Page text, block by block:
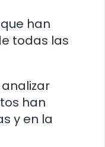
han
todas las
han
y en la